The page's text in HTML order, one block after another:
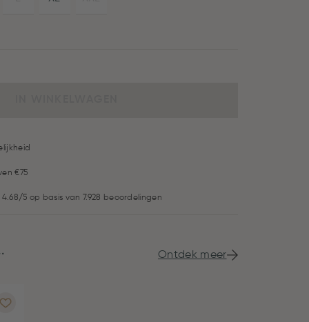
€75
5 op basis van 7.928 beoordelingen
Ontdek meer